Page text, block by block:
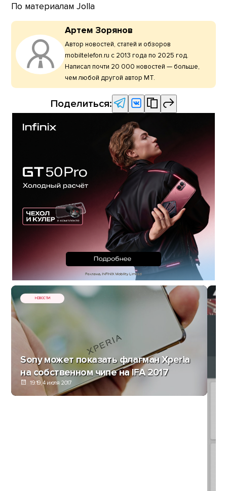
По материалам Jolla
Артем Зорянов
Автор новостей, статей и обзоров
mobiltelefon.ru с 2013 года по 2025 год.
Написал почти 20 000 новостей — больше,
чем любой другой автор МТ.
Поделиться:
НОВОСТИ
Sony может показать флагман Xperia
на собственном чипе на IFA 2017
19:19, 4 июля 2017